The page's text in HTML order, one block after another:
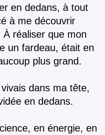
en dedans, à tout
à me découvrir
réaliser que mon
un fardeau, était en
plus grand.
dans ma tête,
en dedans.
en énergie, en